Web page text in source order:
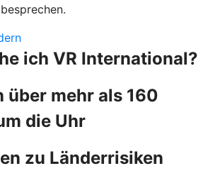
ich VR International?
über mehr als 160
die Uhr
zu Länderrisiken